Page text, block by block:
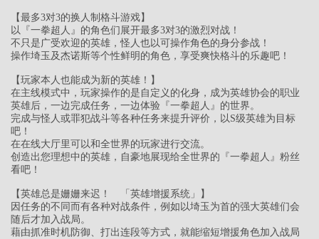
【最多3对3的换人制格斗游戏】
以『一拳超人』的角色们展开最多3对3的激烈对战！
不只是广受欢迎的英雄，怪人也以可操作角色的身分参战！
操作埼玉及杰诺斯等个性鲜明的角色，享受爽快格斗的乐趣吧！
【玩家本人也能成为新的英雄！】
在主线模式中，玩家操作的是自定义的化身，成为英雄协会的职业
英雄后，一边完成任务，一边体验『一拳超人』的世界。
完成与怪人或罪犯战斗等各种任务来提升评价，以S级英雄为目标
吧！
在在线大厅里可以和全世界的玩家进行交流。
创造出您理想中的英雄，自豪地展现给全世界的『一拳超人』粉丝
看吧！
【英雄总是姗姗来迟！ 「英雄增援系统」】
因任务的不同而有各种对战条件，例如以埼玉为首的强大英雄们会
随后才加入战局。
藉由抓准时机防御、打出连段等方式，就能缩短增援角色加入战局